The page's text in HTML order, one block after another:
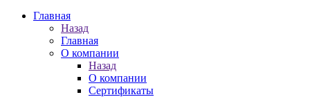
Главная
Назад
Главная
О компании
Назад
О компании
Сертификаты